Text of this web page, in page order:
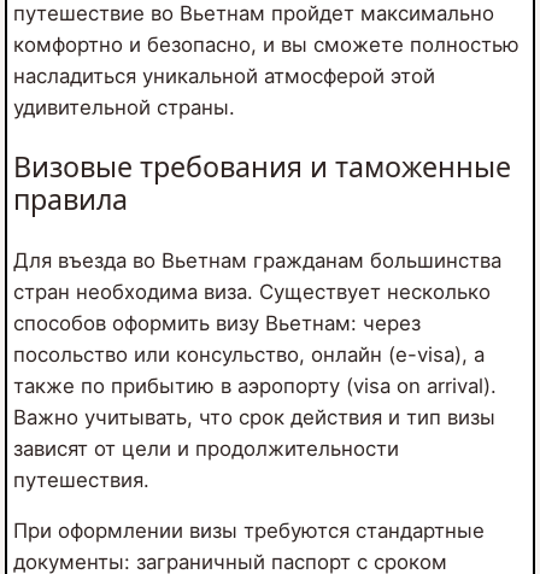
путешествие во Вьетнам пройдет максимально
комфортно и безопасно, и вы сможете полностью
насладиться уникальной атмосферой этой
удивительной страны.
Визовые требования и таможенные
правила
Для въезда во Вьетнам гражданам большинства
стран необходима виза. Существует несколько
способов оформить визу Вьетнам: через
посольство или консульство, онлайн (e-visa), а
также по прибытию в аэропорту (visa on arrival).
Важно учитывать, что срок действия и тип визы
зависят от цели и продолжительности
путешествия.
При оформлении визы требуются стандартные
документы: заграничный паспорт с сроком